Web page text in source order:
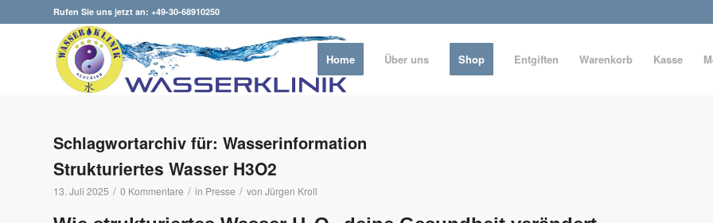
Rufen Sie uns jetzt an: +49-30-68910250
Home Über uns Shop Entgiften Warenkorb Kasse
Schlagwortarchiv für: Wasserinformation
Strukturiertes Wasser H3O2
13. Juli 2025 / 0 Kommentare / in Presse / von Jürgen Kroll